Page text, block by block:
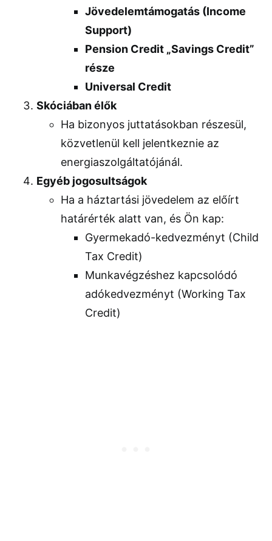
Jövedelemtámogatás (Income
Support)
Pension Credit „Savings Credit”
része
Universal Credit
Skóciában élők
Ha bizonyos juttatásokban részesül,
közvetlenül kell jelentkeznie az
energiaszolgáltatójánál.
Egyéb jogosultságok
Ha a háztartási jövedelem az előírt
határérték alatt van, és Ön kap:
Gyermekadó-kedvezményt (Child
Tax Credit)
Munkavégzéshez kapcsolódó
adókedvezményt (Working Tax
Credit)